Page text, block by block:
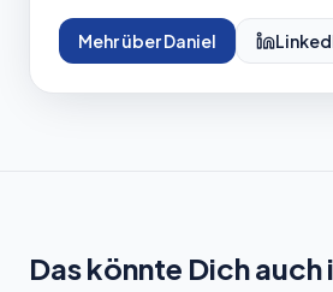
Mehr über Daniel
Das könnte Dich